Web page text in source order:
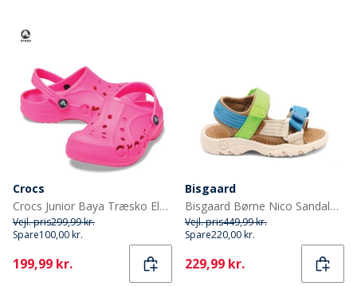
Crocs
Crocs Junior Baya Træsko Elektrisk Rosa
Vejl. pris299,99 kr.
Spare100,00 kr.
Current
199,99 kr.
Bisgaard
Bisgaard Børne Nico Sandaler Bright Green
Vejl. pris449,99 kr.
Spare220,00 kr.
Current
229,99 kr.